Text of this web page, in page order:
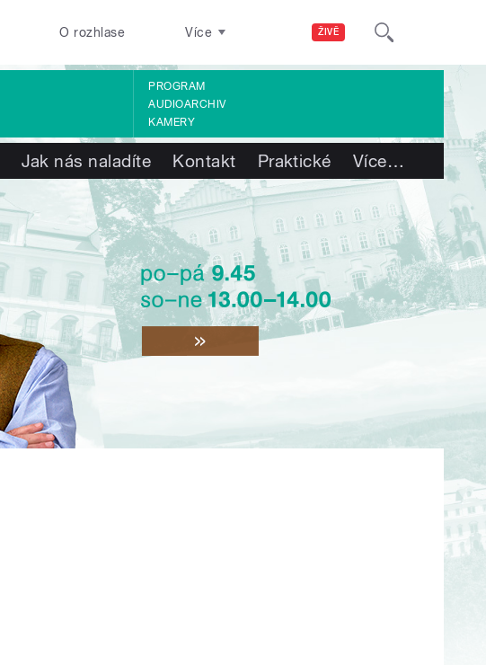
ŽIVĚ
O rozhlase Více
PROGRAM
AUDIOARCHIV
KAMERY
Jak nás naladíte Kontakt Praktické Více…